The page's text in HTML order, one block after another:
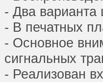
- Два
- В печатных
- Основное
сигнальных
- Реализован